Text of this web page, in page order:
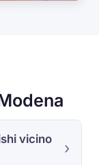
vicino